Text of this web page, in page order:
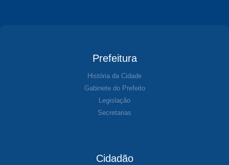
Prefeitura
História da Cidade
Gabinete do Prefeito
Legislação
Secretarias
Cidadão